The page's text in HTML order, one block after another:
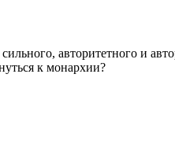
авторитетного и
к монархии?